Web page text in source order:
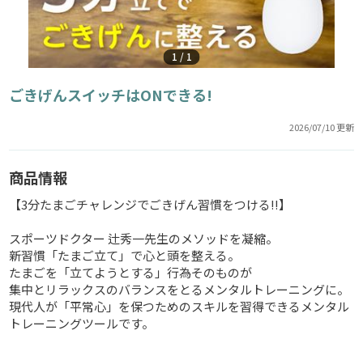
1 / 1
ごきげんスイッチはONできる!
2026/07/10 更新
商品情報
【3分たまごチャレンジでごきげん習慣をつける!!】
スポーツドクター 辻秀一先生のメソッドを凝縮。
新習慣「たまご立て」で心と頭を整える。
たまごを「立てようとする」行為そのものが
集中とリラックスのバランスをとるメンタルトレーニングに。
現代人が「平常心」を保つためのスキルを習得できるメンタル
トレーニングツールです。